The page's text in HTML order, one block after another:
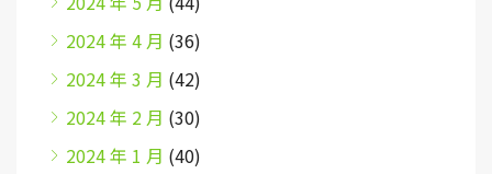
2024 年 4 月 (36)
2024 年 3 月 (42)
2024 年 2 月 (30)
2024 年 1 月 (40)